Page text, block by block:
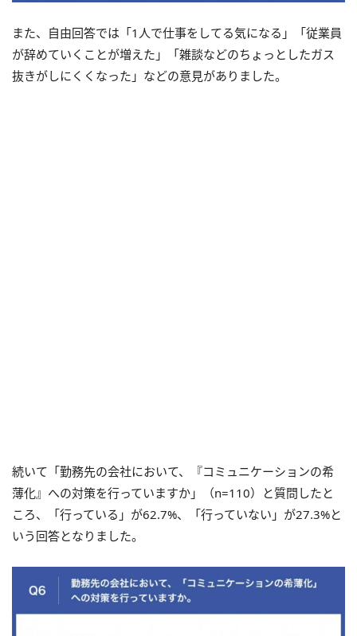
また、自由回答では「1人で仕事をしてる気になる」「従業員
が辞めていくことが増えた」「雑談などのちょっとしたガス
抜きがしにくくなった」などの意見がありました。
続いて「勤務先の会社において、『コミュニケーションの希
薄化』への対策を行っていますか」（n=110）と質問したと
ころ、「行っている」が62.7%、「行っていない」が27.3%と
いう回答となりました。